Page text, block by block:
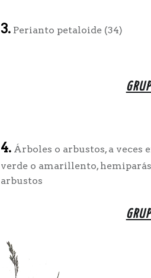
3. Perianto petaloide (34)
4. Árboles o arbustos, a veces
verde o amarillento,
arbustos